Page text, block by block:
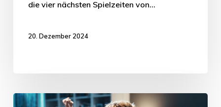
die vier nächsten Spielzeiten von…
20. Dezember 2024